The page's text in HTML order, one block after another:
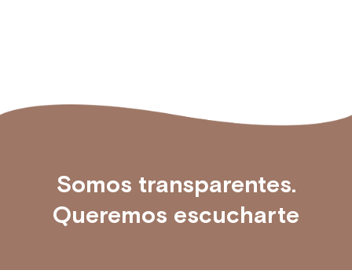
Somos transparentes.
Queremos escucharte